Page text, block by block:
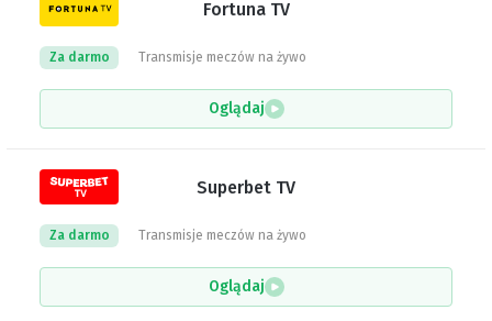
Fortuna TV
Transmisje meczów na żywo
Za darmo
Oglądaj
Superbet TV
Transmisje meczów na żywo
Za darmo
Oglądaj